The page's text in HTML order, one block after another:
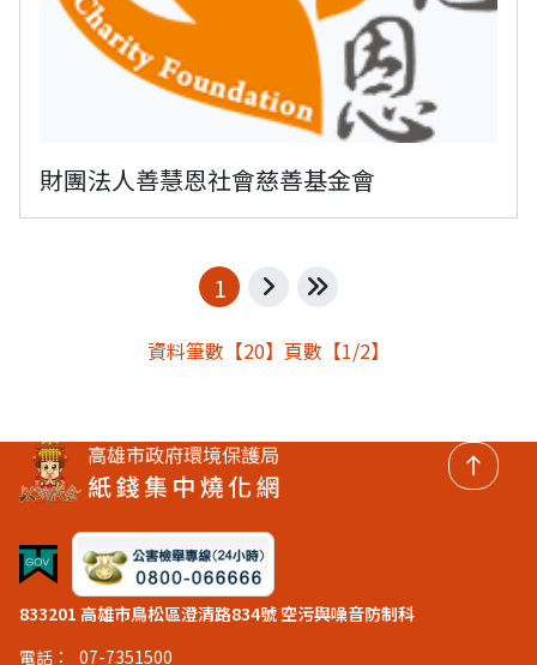
財團法人善慧恩社會慈善基金會
1 下一頁最後一頁
資料筆數【20】頁數【1/2】
833201 高雄市鳥松區澄清路834號 空污與噪音防制科
電話：
07-7351500
回頂